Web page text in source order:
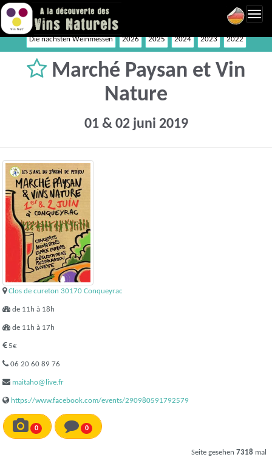
Die nächsten Weinmessen 2026 2025 2024 2023 2022
Marché Paysan et Vin
Nature
01 & 02 juni 2019
Clos de cureton 30170 Conqueyrac
de 11h à 18h
de 11h à 17h
5€
06 20 60 89 76
maitaho@live.fr
https://www.facebook.com/events/290980591792579
0 0
Seite gesehen 7318 mal